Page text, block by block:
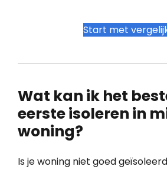
Start met
Wat kan ik het
eerste isoleren in
woning?
Is je woning niet goed